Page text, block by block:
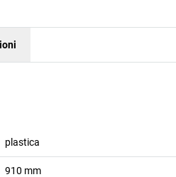
plastica
910 mm